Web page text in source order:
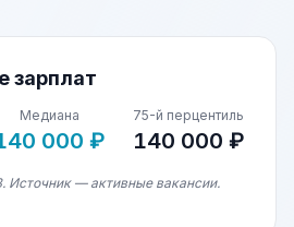
зарплат
Медиана
000 ₽
75-й перцентиль
140 000 ₽
Источник — активные вакансии.